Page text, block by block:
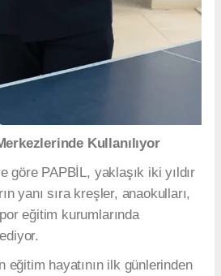
Kullanılıyor
göre PAPBİL, yaklaşık iki yıldır
yanı sıra kreşler, anaokulları,
eğitim kurumlarında
eğitim hayatının ilk günlerinden